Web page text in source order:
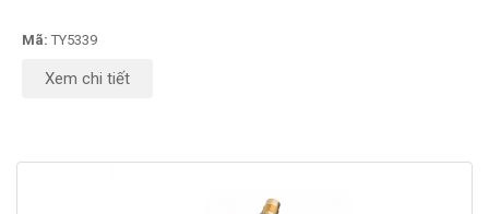
Mã: TY5339
Xem chi tiết